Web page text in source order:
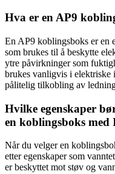
Hva er en AP9
En AP9 koblingsboks er en
som brukes til å beskytte
ytre påvirkninger som
brukes vanligvis i elektriske
pålitelig tilkobling av
Hvilke egenskaper
en koblingsboks med
Når du velger en
etter egenskaper som
er beskyttet mot støv og